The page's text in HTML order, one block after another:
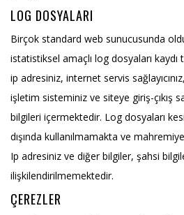
LOG DOSYALARI
Birçok standard web sunucusunda
istatistiksel amaçlı log dosyaları
ip adresiniz, internet servis
işletim sisteminiz ve siteye giriş-çıkış
bilgileri içermektedir. Log dosyaları
dışında kullanılmamakta ve
Ip adresiniz ve diğer bilgiler, şahsi
ilişkilendirilmemektedir.
ÇEREZLER